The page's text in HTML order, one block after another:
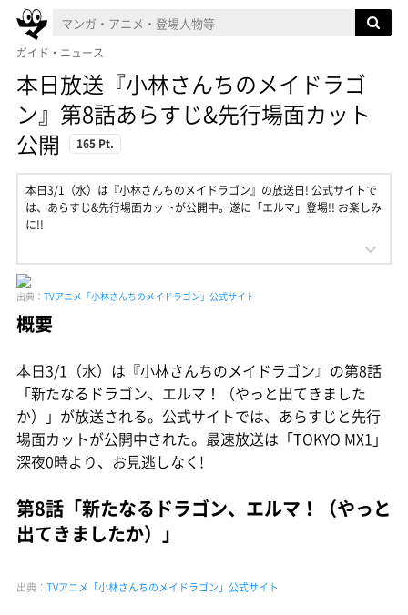
ガイド・ニュース
本日放送『小林さんちのメイドラゴ
ン』第8話あらすじ&先行場面カット
公開
165 Pt.
本日3/1（水）は『小林さんちのメイドラゴン』の放送日! 公式サイトで
は、あらすじ&先行場面カットが公開中。遂に「エルマ」登場!! お楽しみ
に!!
出典： TVアニメ「小林さんちのメイドラゴン」公式サイト
概要
本日3/1（水）は『小林さんちのメイドラゴン』の第8話
「新たなるドラゴン、エルマ！（やっと出てきました
か）」が放送される。公式サイトでは、あらすじと先行
場面カットが公開中された。最速放送は「TOKYO MX1」
深夜0時より、お見逃しなく!
第8話「新たなるドラゴン、エルマ！（やっと
出てきましたか）」
出典： TVアニメ「小林さんちのメイドラゴン」公式サイト